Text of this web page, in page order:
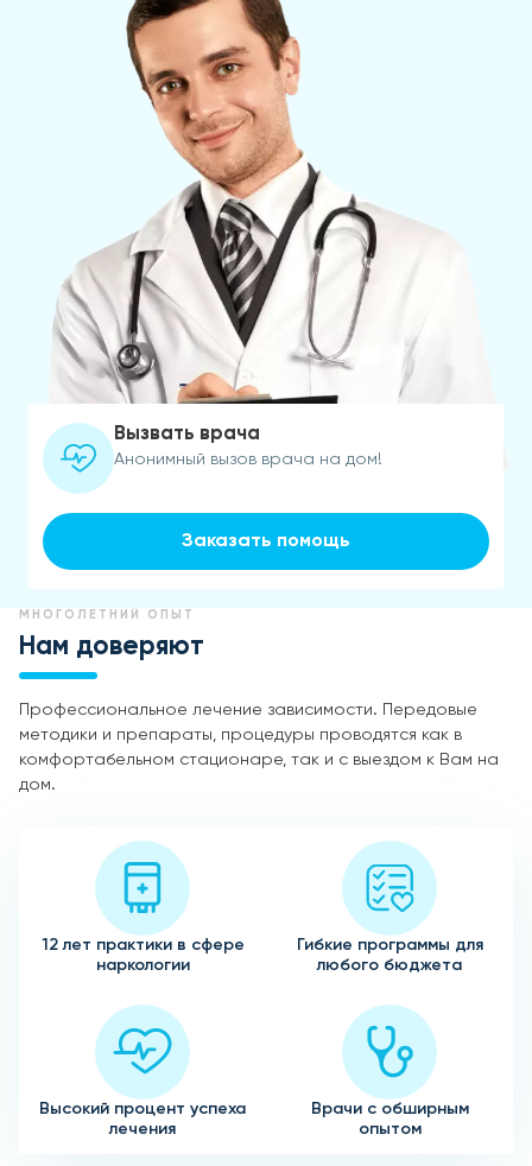
Вызвать врача
Анонимный вызов врача на дом!
Заказать помощь
МНОГОЛЕТНИЙ ОПЫТ
Нам доверяют
Профессиональное лечение зависимости. Передовые
методики и препараты, процедуры проводятся как в
комфортабельном стационаре, так и с выездом к Вам на
дом.
12 лет практики в сфере
наркологии
Гибкие программы для
любого бюджета
Высокий процент успеха
лечения
Врачи с обширным
опытом